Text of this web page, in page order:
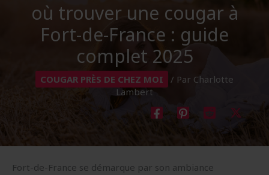
où trouver une cougar à
Fort-de-France : guide
complet 2025
COUGAR PRÈS DE CHEZ MOI / Par Charlotte
Lambert
Fort-de-France se démarque par son ambiance